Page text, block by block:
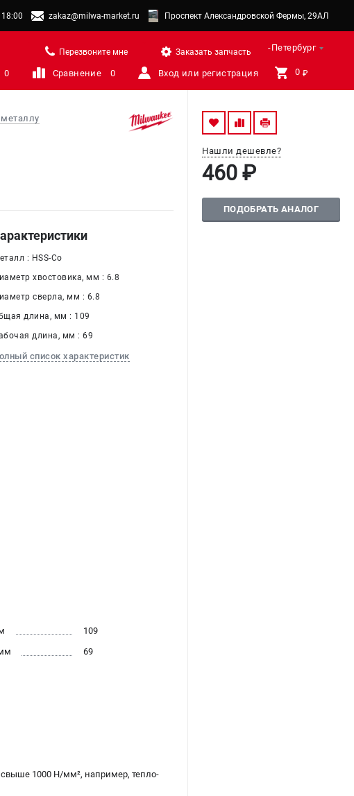
zakaz@milwa-market.ru Проспект Александровской Фермы, 29АЛ
Санкт-Петербург
Перезвоните мне Заказать запчасть
0 Сравнение 0 Вход или регистрация 0 ₽
Нашли дешевле?
460 ₽
ПОДОБРАТЬ АНАЛОГ
: HSS-Co
хвостовика, мм : 6.8
сверла, мм : 6.8
длина, мм : 109
длина, мм : 69
список характеристик
109
69
1000 Н/мм², например, тепло-